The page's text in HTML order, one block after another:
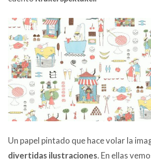
Un papel pintado que hace volar la
divertidas ilustraciones. En ellas